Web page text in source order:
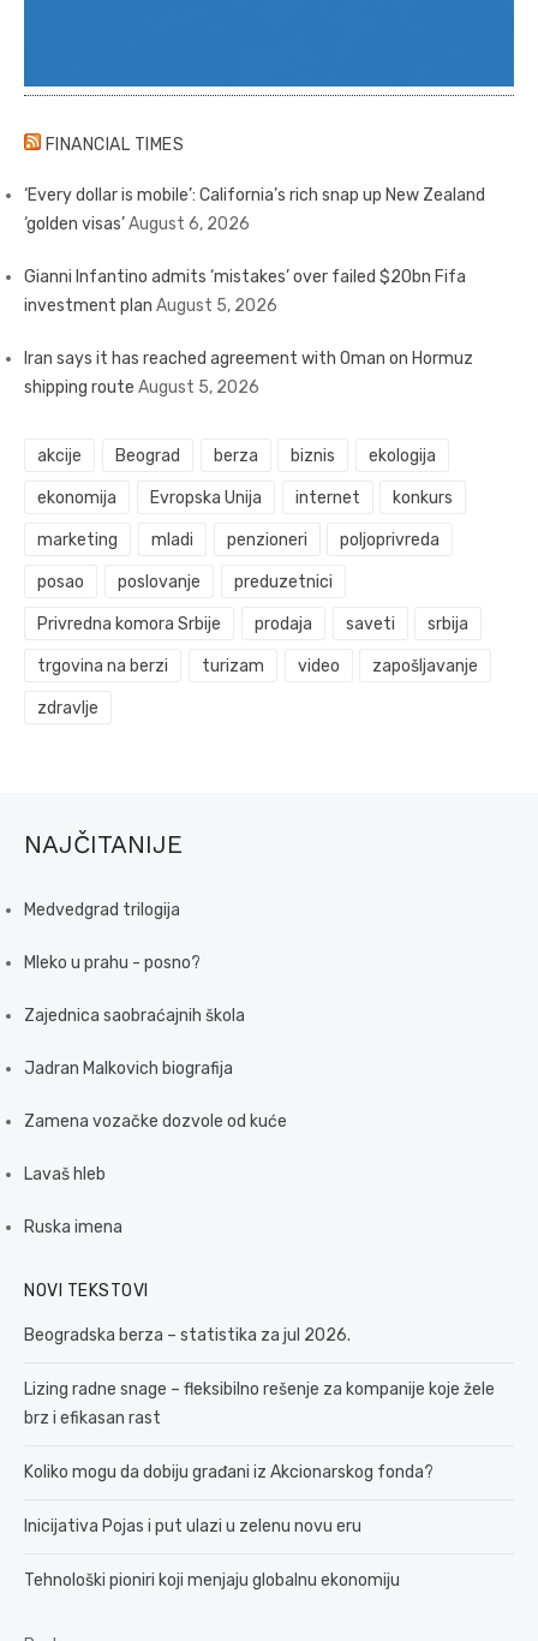
FINANCIAL TIMES
‘Every dollar is mobile’: California’s rich snap up New Zealand
‘golden visas’August 6, 2026
Gianni Infantino admits ‘mistakes’ over failed $20bn Fifa
investment plan August 5, 2026
Iran says it has reached agreement with Oman on Hormuz
shipping route August 5, 2026
akcije Beograd berza biznis ekologija
ekonomija Evropska Unija internet konkurs
marketing mladi penzioneri poljoprivreda
posao poslovanje preduzetnici
Privredna komora Srbije prodaja saveti srbija
trgovina na berzi turizam video zapošljavanje
zdravlje
NAJČITANIJE
Medvedgrad trilogija
Mleko u prahu - posno?
Zajednica saobraćajnih škola
Jadran Malkovich biografija
Zamena vozačke dozvole od kuće
Lavaš hleb
Ruska imena
NOVI TEKSTOVI
Beogradska berza – statistika za jul 2026.
Lizing radne snage – fleksibilno rešenje za kompanije koje žele
brz i efikasan rast
Koliko mogu da dobiju građani iz Akcionarskog fonda?
Inicijativa Pojas i put ulazi u zelenu novu eru
Tehnološki pioniri koji menjaju globalnu ekonomiju